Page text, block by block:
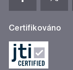
Certifikováno